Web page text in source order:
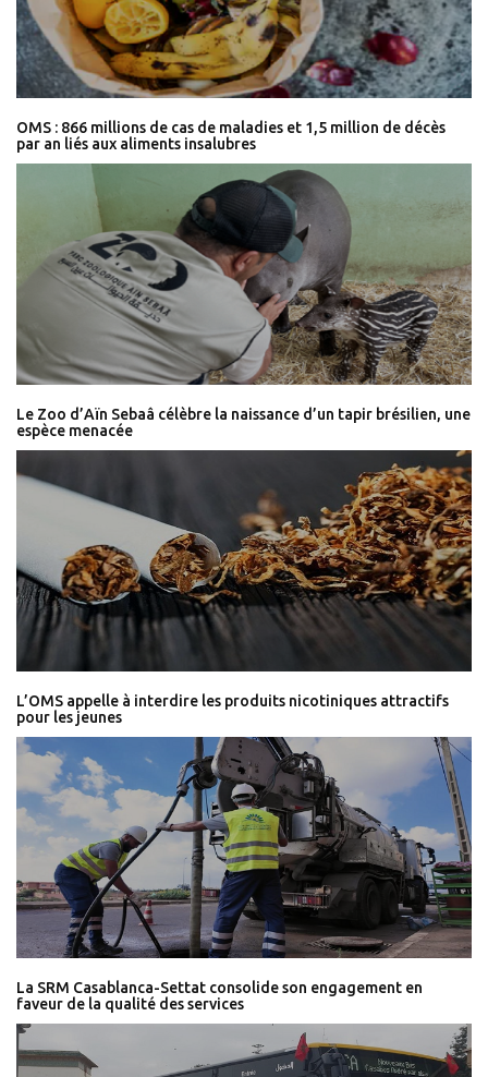
OMS : 866 millions de cas de maladies et 1,5 million de décès
par an liés aux aliments insalubres
Le Zoo d’Aïn Sebaâ célèbre la naissance d’un tapir brésilien, une
espèce menacée
L’OMS appelle à interdire les produits nicotiniques attractifs
pour les jeunes
La SRM Casablanca-Settat consolide son engagement en
faveur de la qualité des services